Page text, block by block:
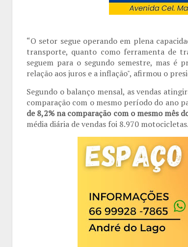
“O setor segue operando em plena
transporte, quanto como ferramenta de
seguem para o segundo semestre, mas é
relação aos juros e a inflação", afirmou o
Segundo o balanço mensal, as vendas
comparação com o mesmo período do ano
de 8,2% na comparação com o mesmo mês
média diária de vendas foi 8.970 motocicletas.